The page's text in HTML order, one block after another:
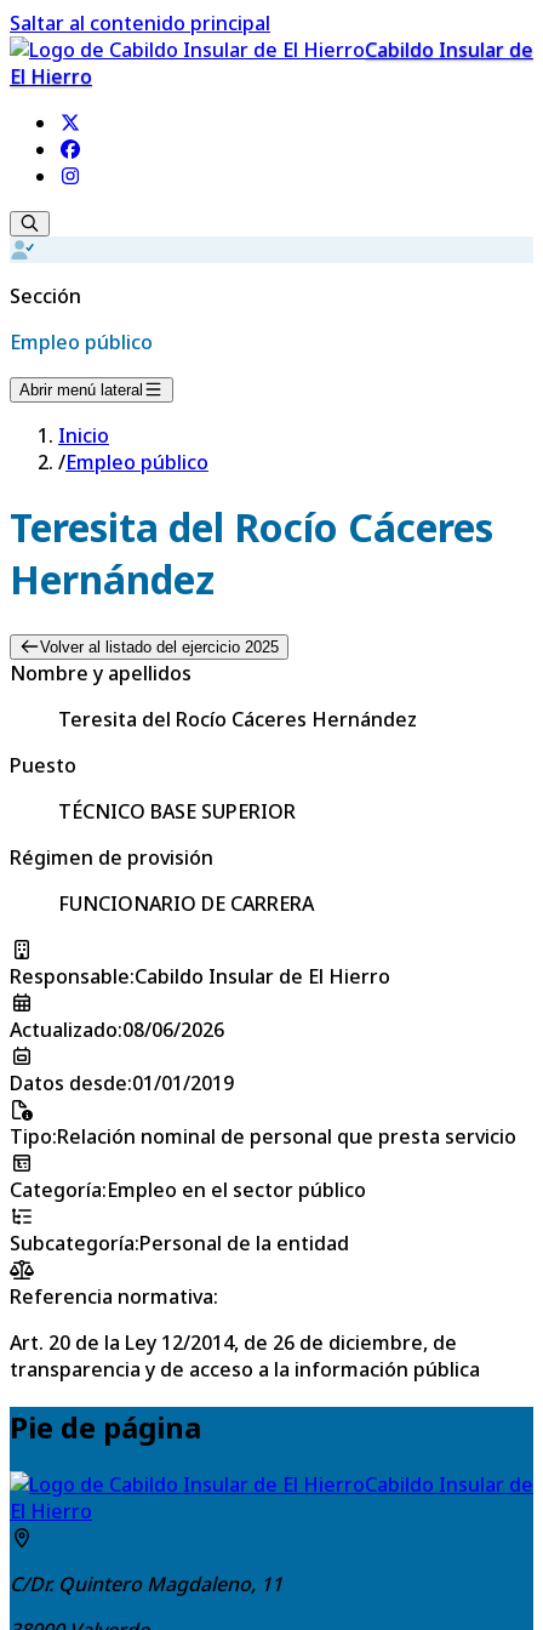
Saltar al contenido principal
Cabildo Insular de
El Hierro
Sección
Empleo público
Abrir menú lateral
Inicio
/Empleo público
Teresita del Rocío Cáceres
Hernández
Volver al listado del ejercicio 2025
Nombre y apellidos
Teresita del Rocío Cáceres Hernández
Puesto
TÉCNICO BASE SUPERIOR
Régimen de provisión
FUNCIONARIO DE CARRERA
Responsable:Cabildo Insular de El Hierro
Actualizado:08/06/2026
Datos desde:01/01/2019
Tipo:Relación nominal de personal que presta servicio
Categoría:Empleo en el sector público
Subcategoría:Personal de la entidad
Referencia normativa:
Art. 20 de la Ley 12/2014, de 26 de diciembre, de
transparencia y de acceso a la información pública
Pie de página
Cabildo Insular de
El Hierro
C/Dr. Quintero Magdaleno, 11